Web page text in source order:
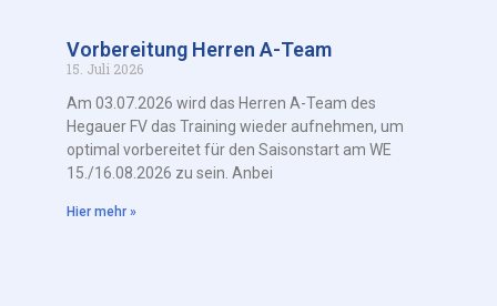
Vorbereitung Herren A-Team
15. Juli 2026
Am 03.07.2026 wird das Herren A-Team des
Hegauer FV das Training wieder aufnehmen, um
optimal vorbereitet für den Saisonstart am WE
15./16.08.2026 zu sein. Anbei
Hier mehr »